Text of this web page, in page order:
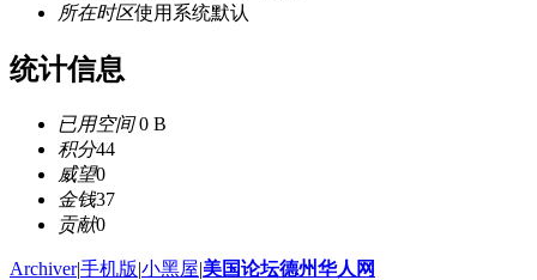
所在时区使用系统默认
统计信息
已用空间0 B
积分44
威望0
金钱37
贡献0
Archiver|手机版|小黑屋|美国论坛德州华人网